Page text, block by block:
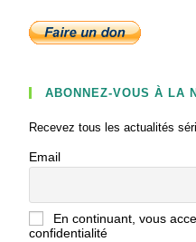
ABONNEZ-VOUS À LA
Recevez tous les actualités
Email
En continuant, vous
confidentialité